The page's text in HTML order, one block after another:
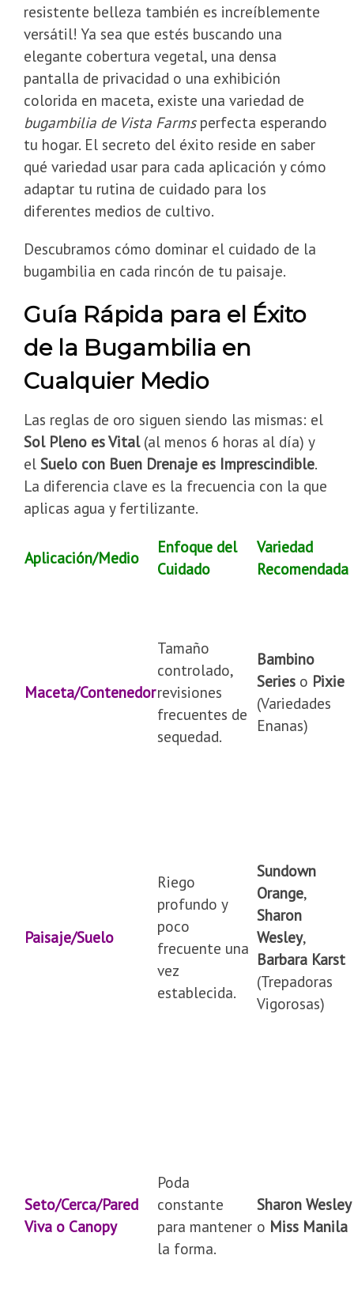
resistente belleza también es increíblemente
versátil! Ya sea que estés buscando una
elegante cobertura vegetal, una densa
pantalla de privacidad o una exhibición
colorida en maceta, existe una variedad de
bugambilia de Vista Farmsperfecta esperando
tu hogar. El secreto del éxito reside en saber
qué variedad usar para cada aplicación y cómo
adaptar tu rutina de cuidado para los
diferentes medios de cultivo.
Descubramos cómo dominar el cuidado de la
bugambilia en cada rincón de tu paisaje.
Guía Rápida para el Éxito
de la Bugambilia en
Cualquier Medio
Las reglas de oro siguen siendo las mismas: el
Sol Pleno es Vital(al menos 6 horas al día) y
el Suelo con Buen Drenaje es Imprescindible.
La diferencia clave es la frecuencia con la que
aplicas agua y fertilizante.
Aplicación/Medio
Enfoque del
Cuidado
Variedad
Recomendada
Maceta/Contenedor
Tamaño
controlado,
revisiones
frecuentes de
sequedad.
Bambino
Series o Pixie
(Variedades
Enanas)
Paisaje/Suelo
Riego
profundo y
poco
frecuente una
vez
establecida.
Sundown
Orange,
Sharon
Wesley,
Barbara Karst
(Trepadoras
Vigorosas)
Seto/Cerca/Pared
Viva o Canopy
Poda
constante
para mantener
la forma.
Sharon Wesley
o Miss Manila